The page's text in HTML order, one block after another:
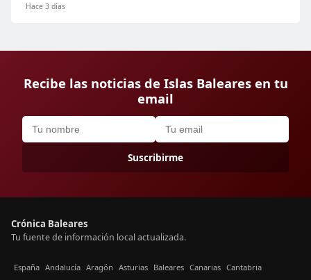
Hace 3 días
Recibe las noticias de Islas Baleares en tu
email
Suscribirme
Crónica Baleares
Tu fuente de información local actualizada.
España Andalucía Aragón Asturias Baleares Canarias Cantabria